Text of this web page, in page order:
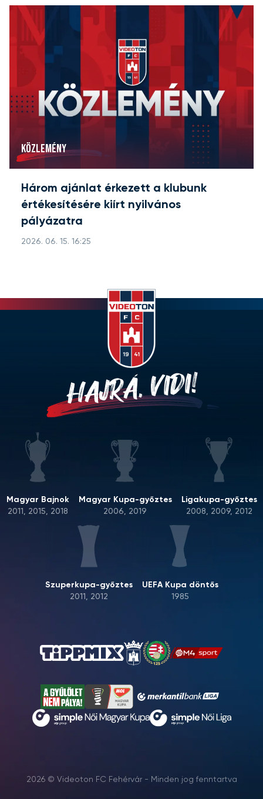
KÖZLEMÉNY
Három ajánlat érkezett a klubunk
értékesítésére kiírt nyilvános
pályázatra
2026. 06. 15. 16:25
HAJRÁ, VIDI!
Magyar Bajnok
2011, 2015, 2018
Magyar Kupa-győztes
2006, 2019
Ligakupa-győztes
2008, 2009, 2012
Szuperkupa-győztes
2011, 2012
UEFA Kupa döntős
1985
2026 © Videoton FC Fehérvár - Minden jog fenntartva